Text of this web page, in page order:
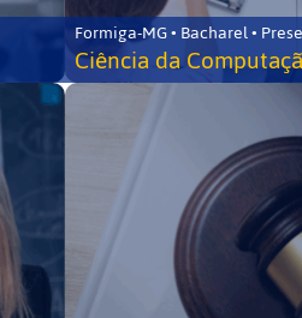
Formiga-MG • Bacharel •
Ciência da